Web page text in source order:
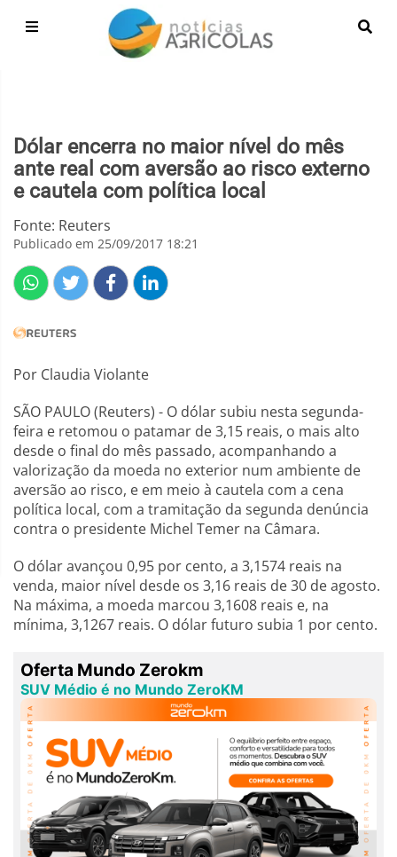
Dólar encerra no maior nível do mês
ante real com aversão ao risco externo
e cautela com política local
Fonte: Reuters
Publicado em 25/09/2017 18:21
Por Claudia Violante
SÃO PAULO (Reuters) - O dólar subiu nesta segunda-
feira e retomou o patamar de 3,15 reais, o mais alto
desde o final do mês passado, acompanhando a
valorização da moeda no exterior num ambiente de
aversão ao risco, e em meio à cautela com a cena
política local, com a tramitação da segunda denúncia
contra o presidente Michel Temer na Câmara.
O dólar avançou 0,95 por cento, a 3,1574 reais na
venda, maior nível desde os 3,16 reais de 30 de agosto.
Na máxima, a moeda marcou 3,1608 reais e, na
mínima, 3,1267 reais. O dólar futuro subia 1 por cento.